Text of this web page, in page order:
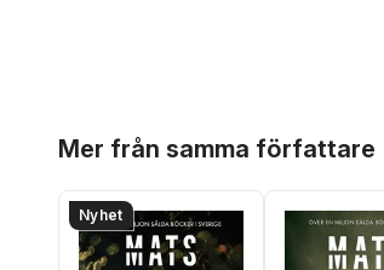
Mer från samma författare
Nyhet